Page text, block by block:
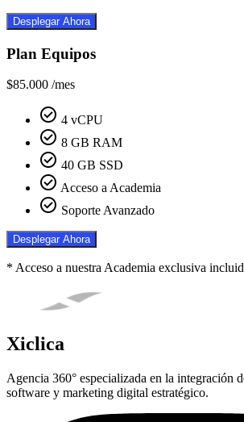
Desplegar Ahora
Plan Equipos
$85.000 /mes
check_circle 4 vCPU
check_circle 8 GB RAM
check_circle 40 GB SSD
check_circle Acceso a Academia
check_circle Soporte Avanzado
Desplegar Ahora
* Acceso a nuestra Academia exclusiva
Xiclica
Agencia 360° especializada en la integración
software y marketing digital estratégico.